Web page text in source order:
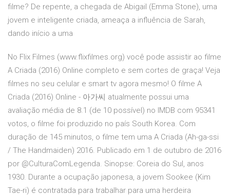
filme? De repente, a chegada de Abigail (Emma Stone), uma
jovem e inteligente criada, ameaça a influência de Sarah,
dando início a uma
No Flix Filmes (www.flixfilmes.org) você pode assistir ao filme
A Criada (2016) Online completo e sem cortes de graça! Veja
filmes no seu celular e smart tv agora mesmo! O filme A
Criada (2016) Online - 아가씨 atualmente possui uma
avaliação média de 8.1 (de 10 possível) no IMDB com 95341
votos, o filme foi produzido no país South Korea. Com
duração de 145 minutos, o filme tem uma A Criada (Ah-ga-ssi
/ The Handmaiden) 2016. Publicado em 1 de outubro de 2016
por @CulturaComLegenda. Sinopse: Coreia do Sul, anos
1930. Durante a ocupação japonesa, a jovem Sookee (Kim
Tae-ri) é contratada para trabalhar para uma herdeira